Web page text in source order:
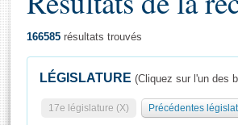
166585 résultats trouvés
LÉGISLATURE (Cliquez sur l'un des
17e législature (X) Précédentes